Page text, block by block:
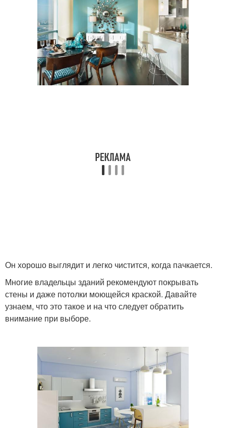
Он хорошо выглядит и легко чистится, когда пачкается.
Многие владельцы зданий рекомендуют покрывать
стены и даже потолки моющейся краской. Давайте
узнаем, что это такое и на что следует обратить
внимание при выборе.